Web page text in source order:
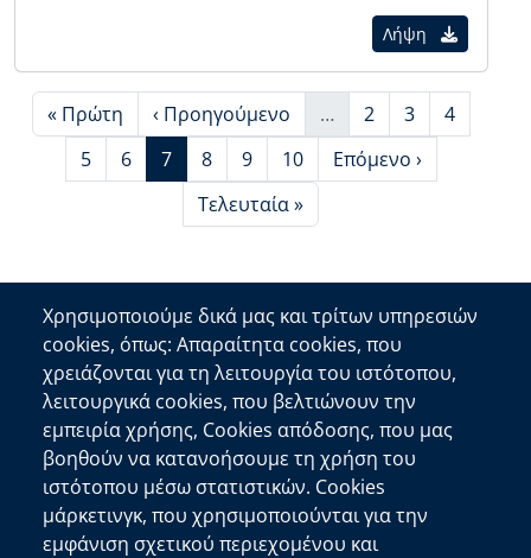
Λήψη
First page
« Πρώτη Προηγούμενη σελίδα
‹ Προηγούμενο
…
More pages
Page
2 Page
3 Page
4
Page
5 Page
6 Τρέχουσα σελίδα
7 Page
8 Page
9 Page
10 Next page
Επόμενο ›
Last page
Τελευταία »
Επικοινωνία
Αποκεντρωμένη Διοίκηση Κρήτης
Πλατεία Κουντουριώτη 71202 Ηράκλειο
Επικοινωνήστε μαζί μας
Χρήσιμοι Σύνδεσμοι
Χρησιμοποιούμε δικά μας και τρίτων υπηρεσιών
cookies, όπως: Απαραίτητα cookies, που
χρειάζονται για τη λειτουργία του ιστότοπου,
λειτουργικά cookies, που βελτιώνουν την
εμπειρία χρήσης, Cookies απόδοσης, που μας
βοηθούν να κατανοήσουμε τη χρήση του
ιστότοπου μέσω στατιστικών. Cookies
μάρκετινγκ, που χρησιμοποιούνται για την
εμφάνιση σχετικού περιεχομένου και